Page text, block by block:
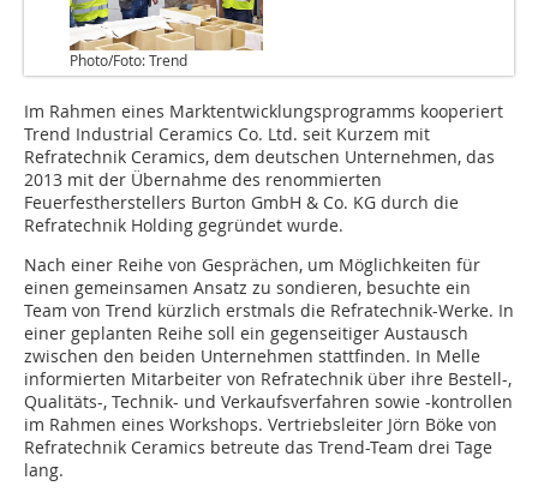
Photo/Foto: Trend
Im Rahmen eines Marktentwicklungsprogramms kooperiert
Trend Industrial Ceramics Co. Ltd. seit Kurzem mit
Refratechnik Ceramics, dem deutschen Unternehmen, das
2013 mit der Übernahme des renommierten
Feuerfestherstellers Burton GmbH & Co. KG durch die
Refratechnik Holding gegründet wurde.
Nach einer Reihe von Gesprächen, um Möglichkeiten für
einen gemeinsamen Ansatz zu sondieren, besuchte ein
Team von Trend kürzlich erstmals die Refratechnik-Werke. In
einer geplanten Reihe soll ein gegenseitiger Austausch
zwischen den beiden Unternehmen stattfinden. In Melle
informierten Mitarbeiter von Refratechnik über ihre Bestell-,
Qualitäts-, Technik- und Verkaufsverfahren sowie -kontrollen
im Rahmen eines Workshops. Vertriebsleiter Jörn Böke von
Refratechnik Ceramics betreute das Trend-Team drei Tage
lang.